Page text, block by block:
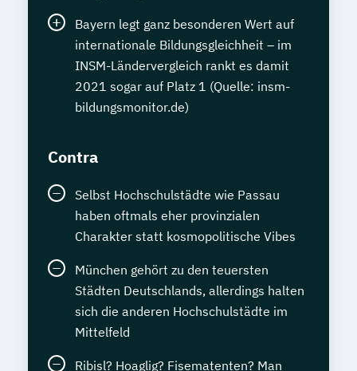
Statistik kompakt
Systems Engineering Manager*in
Talent Manager*in Technical Manager*in
Techniker*in Concept Engineering
Techniker*in Elektrotechnik
Techniker*in Mechatronik
Technische*r Einkäufer*in
Usability und UX Expert*in
Volkwirtschaftslehre kompakt
Werkstoffkunde Grundlagen
Wirtschaftsinformatik kompakt
Wirtschaftsingenieurwesen
Wirtschaftspsycholog*in Ökonom*in
Bayern legt ganz besonderen Wert auf
internationale Bildungsgleichheit – im
INSM-Ländervergleich rankt es damit
2021 sogar auf Platz 1 (Quelle: insm-
bildungsmonitor.de)
Contra
Selbst Hochschulstädte wie Passau
haben oftmals eher provinzialen
Charakter statt kosmopolitische Vibes
München gehört zu den teuersten
Städten Deutschlands, allerdings halten
sich die anderen Hochschulstädte im
Mittelfeld
Ribisl? Hoaglig? Fisematenten? Man